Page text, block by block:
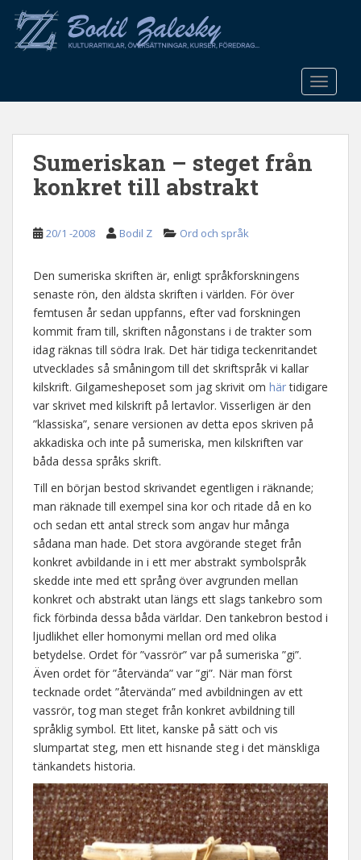
o
Sumeriskan – steget från
konkret till abstrakt
20/1 -2008 Bodil Z Ord och språk
Den sumeriska skriften är, enligt språkforskningens
senaste rön, den äldsta skriften i världen. För över
femtusen år sedan uppfanns, efter vad forskningen
kommit fram till, skriften någonstans i de trakter som
idag räknas till södra Irak. Det här tidiga teckenritandet
utvecklades så småningom till det skriftspråk vi kallar
kilskrift. Gilgamesheposet som jag skrivit om härtidigare
var skrivet med kilskrift på lertavlor. Visserligen är den
”klassiska”, senare versionen av detta epos skriven på
akkadiska och inte på sumeriska, men kilskriften var
båda dessa språks skrift.
Till en början bestod skrivandet egentligen i räknande;
man räknade till exempel sina kor och ritade då en ko
och sedan ett antal streck som angav hur många
sådana man hade. Det stora avgörande steget från
konkret avbildande in i ett mer abstrakt symbolspråk
skedde inte med ett språng över avgrunden mellan
konkret och abstrakt utan längs ett slags tankebro som
fick förbinda dessa båda världar. Den tankebron bestod i
ljudlikhet eller homonymi mellan ord med olika
betydelse. Ordet för ”vassrör” var på sumeriska ”gi”.
Även ordet för ”återvända” var ”gi”. När man först
tecknade ordet ”återvända” med avbildningen av ett
vassrör, tog man steget från konkret avbildning till
språklig symbol. Ett litet, kanske på sätt och vis
slumpartat steg, men ett hisnande steg i det mänskliga
tänkandets historia.